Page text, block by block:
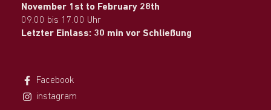
November 1st to February 28th
09.00 bis 17.00 Uhr
Letzter Einlass: 30 min vor Schließung
Facebook
instagram